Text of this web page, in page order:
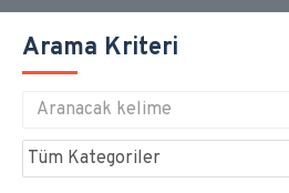
Arama Kriteri